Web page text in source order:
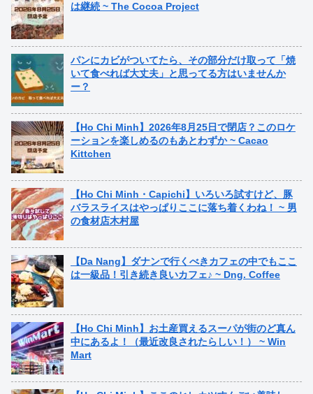
は継続 ~ The Cocoa Project
パンにカビがついてたら、その部分だけ取って「焼
いて食べれば大丈夫」と思ってる方はいませんか
ー？
【Ho Chi Minh】2026年8月25日で閉店？このロケ
ーションを楽しめるのもあとわずか ~ Cacao
Kittchen
【Ho Chi Minh・Capichi】いろいろ試すけど、豚
バラスライスはやっぱりここに落ち着くわね！ ~ 男
の食材店木村屋
【Da Nang】ダナンで行くべきカフェの中でもここ
は一級品！引き続き良いカフェ♪ ~ Dng. Coffee
【Ho Chi Minh】お土産買えるスーパが街のど真ん
中にあるよ！（最近改良されたらしい！） ~ Win
Mart